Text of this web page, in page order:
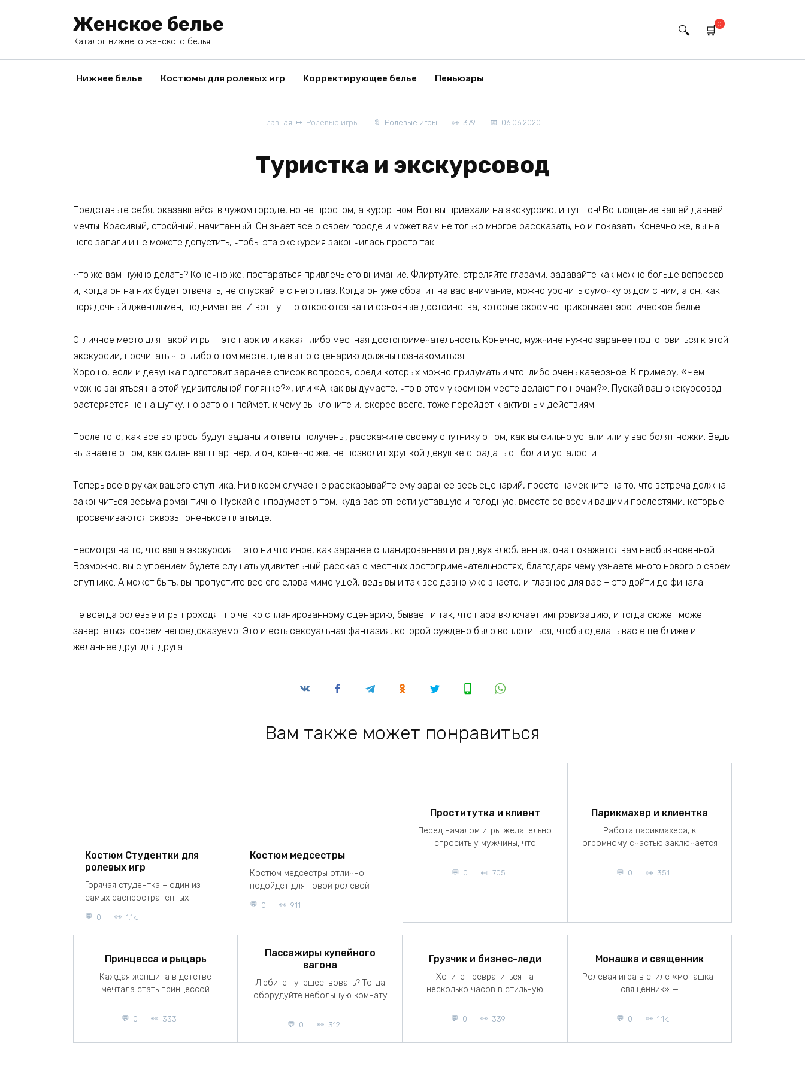
Женское белье
Каталог нижнего женского белья
0
Нижнее белье Костюмы для ролевых игр Корректирующее белье Пеньюары
Главная Ролевые игры Ролевые игры 379 06.06.2020
Туристка и экскурсовод
Представьте себя, оказавшейся в чужом городе, но не простом, а курортном. Вот вы приехали на экскурсию, и тут… он! Воплощение вашей давней
мечты. Красивый, стройный, начитанный. Он знает все о своем городе и может вам не только многое рассказать, но и показать. Конечно же, вы на
него запали и не можете допустить, чтобы эта экскурсия закончилась просто так.
Что же вам нужно делать? Конечно же, постараться привлечь его внимание. Флиртуйте, стреляйте глазами, задавайте как можно больше вопросов
и, когда он на них будет отвечать, не спускайте с него глаз. Когда он уже обратит на вас внимание, можно уронить сумочку рядом с ним, а он, как
порядочный джентльмен, поднимет ее. И вот тут-то откроются ваши основные достоинства, которые скромно прикрывает эротическое белье.
Отличное место для такой игры – это парк или какая-либо местная достопримечательность. Конечно, мужчине нужно заранее подготовиться к этой
экскурсии, прочитать что-либо о том месте, где вы по сценарию должны познакомиться.
Хорошо, если и девушка подготовит заранее список вопросов, среди которых можно придумать и что-либо очень каверзное. К примеру, «Чем
можно заняться на этой удивительной полянке?», или «А как вы думаете, что в этом укромном месте делают по ночам?». Пускай ваш экскурсовод
растеряется не на шутку, но зато он поймет, к чему вы клоните и, скорее всего, тоже перейдет к активным действиям.
После того, как все вопросы будут заданы и ответы получены, расскажите своему спутнику о том, как вы сильно устали или у вас болят ножки. Ведь
вы знаете о том, как силен ваш партнер, и он, конечно же, не позволит хрупкой девушке страдать от боли и усталости.
Теперь все в руках вашего спутника. Ни в коем случае не рассказывайте ему заранее весь сценарий, просто намекните на то, что встреча должна
закончиться весьма романтично. Пускай он подумает о том, куда вас отнести уставшую и голодную, вместе со всеми вашими прелестями, которые
просвечиваются сквозь тоненькое платьице.
Несмотря на то, что ваша экскурсия – это ни что иное, как заранее спланированная игра двух влюбленных, она покажется вам необыкновенной.
Возможно, вы с упоением будете слушать удивительный рассказ о местных достопримечательностях, благодаря чему узнаете много нового о своем
спутнике. А может быть, вы пропустите все его слова мимо ушей, ведь вы и так все давно уже знаете, и главное для вас – это дойти до финала.
Не всегда ролевые игры проходят по четко спланированному сценарию, бывает и так, что пара включает импровизацию, и тогда сюжет может
завертеться совсем непредсказуемо. Это и есть сексуальная фантазия, которой суждено было воплотиться, чтобы сделать вас еще ближе и
желаннее друг для друга.
Вам также может понравиться
Костюм Студентки для
ролевых игр
Горячая студентка – один из
самых распространенных
0 1.1k.
Костюм медсестры
Костюм медсестры отлично
подойдет для новой ролевой
0 911
Проститутка и клиент
Перед началом игры желательно
спросить у мужчины, что
0 705
Парикмахер и клиентка
Работа парикмахера, к
огромному счастью заключается
0 351
Принцесса и рыцарь
Каждая женщина в детстве
мечтала стать принцессой
0 333
Пассажиры купейного
вагона
Любите путешествовать? Тогда
оборудуйте небольшую комнату
0 312
Грузчик и бизнес-леди
Хотите превратиться на
несколько часов в стильную
0 339
Монашка и священник
Ролевая игра в стиле «монашка-
священник» —
0 1.1k.